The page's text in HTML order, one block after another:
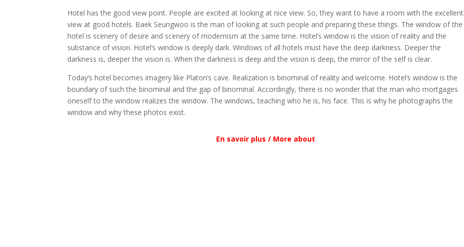
Hotel has the good view point. People are excited at looking at nice view. So, they want to have a room with the excellent
view at good hotels. Baek Seungwoo is the man of looking at such people and preparing these things. The window of the
hotel is scenery of desire and scenery of modernism at the same time. Hotel’s window is the vision of reality and the
substance of vision. Hotel’s window is deeply dark. Windows of all hotels must have the deep darkness. Deeper the
darkness is, deeper the vision is. When the darkness is deep and the vision is deep, the mirror of the self is clear.
Today’s hotel becomes imagery like Platon’s cave. Realization is binominal of reality and welcome. Hotel’s window is the
boundary of such the binominal and the gap of binominal. Accordingly, there is no wonder that the man who mortgages
oneself to the window realizes the window. The windows, teaching who he is, his face. This is why he photographs the
window and why these photos exist.
En savoir plus / More about